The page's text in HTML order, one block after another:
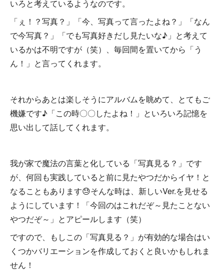
いろと考えているようなのです。
「ぇ！？写真？」「今、写真って言ったよね？」「なん
で今写真？」「でも写真好きだし見たいな♪」と考えて
いるかは不明ですが（笑）、毎回間を置いてから「う
ん！」と言ってくれます。
それからあとは楽しそうにアルバムを眺めて、とてもご
機嫌です♪「この時〇〇したよね！」といろいろ記憶を
思い出して話してくれます。
我が家で魔法の言葉と化している「写真見る？」です
が、何回も実践していると前に見たやつだからイヤ！と
なることもあります😓そんな時は、新しいVer.を見せる
ようにしています！「今回のはこれだぞ～見たことない
やつだぞ～」とアピールします（笑）
ですので、もしこの「写真見る？」が有効的な場合はい
くつかバリエーションを作成しておくと良いかもしれま
せん！